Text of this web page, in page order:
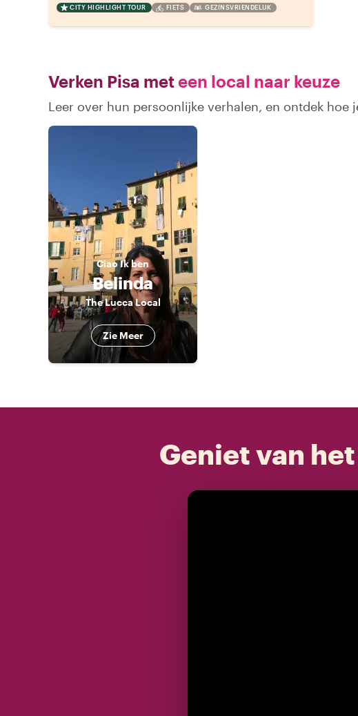
CITY HIGHLIGHT TOUR FIETS GEZINSVRIENDELIJK
Verken Pisa meteen local naar keuze
Leer over hun persoonlijke verhalen, en ontdek hoe
CiaoIk ben
Belinda
The Lucca Local
Zie Meer
Geniet van